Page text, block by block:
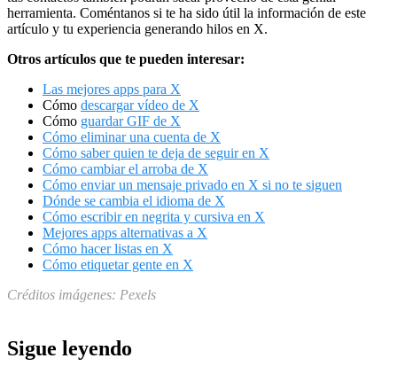
herramienta. Coméntanos si te ha sido útil la información de este
artículo y tu experiencia generando hilos en X.
Otros artículos que te pueden interesar:
Las mejores apps para X
Cómo descargar vídeo de X
Cómo guardar GIF de X
Cómo eliminar una cuenta de X
Cómo saber quien te deja de seguir en X
Cómo cambiar el arroba de X
Cómo enviar un mensaje privado en X si no te siguen
Dónde se cambia el idioma de X
Cómo escribir en negrita y cursiva en X
Mejores apps alternativas a X
Cómo hacer listas en X
Cómo etiquetar gente en X
Créditos imágenes: Pexels
Sigue leyendo